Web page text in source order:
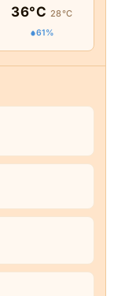
36°C 28°C
61%